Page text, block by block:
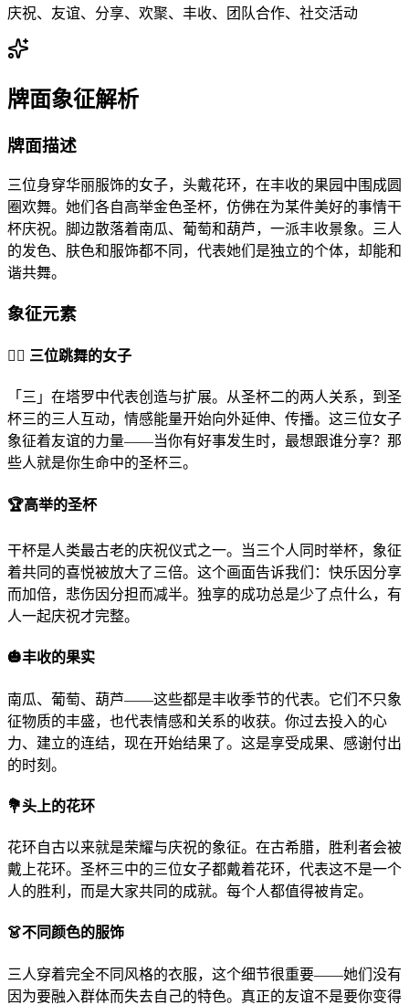
庆祝、友谊、分享、欢聚、丰收、团队合作、社交活动
牌面象征解析
牌面描述
三位身穿华丽服饰的女子，头戴花环，在丰收的果园中围成圆
圈欢舞。她们各自高举金色圣杯，仿佛在为某件美好的事情干
杯庆祝。脚边散落着南瓜、葡萄和葫芦，一派丰收景象。三人
的发色、肤色和服饰都不同，代表她们是独立的个体，却能和
谐共舞。
象征元素
👯‍♀ ️ 三位跳舞的女子
「三」在塔罗中代表创造与扩展。从圣杯二的两人关系，到圣
杯三的三人互动，情感能量开始向外延伸、传播。这三位女子
象征着友谊的力量——当你有好事发生时，最想跟谁分享？那
些人就是你生命中的圣杯三。
🏆高举的圣杯
干杯是人类最古老的庆祝仪式之一。当三个人同时举杯，象征
着共同的喜悦被放大了三倍。这个画面告诉我们：快乐因分享
而加倍，悲伤因分担而减半。独享的成功总是少了点什么，有
人一起庆祝才完整。
🎃丰收的果实
南瓜、葡萄、葫芦——这些都是丰收季节的代表。它们不只象
征物质的丰盛，也代表情感和关系的收获。你过去投入的心
力、建立的连结，现在开始结果了。这是享受成果、感谢付出
的时刻。
💐头上的花环
花环自古以来就是荣耀与庆祝的象征。在古希腊，胜利者会被
戴上花环。圣杯三中的三位女子都戴着花环，代表这不是一个
人的胜利，而是大家共同的成就。每个人都值得被肯定。
👗不同颜色的服饰
三人穿着完全不同风格的衣服，这个细节很重要——她们没有
因为要融入群体而失去自己的特色。真正的友谊不是要你变得